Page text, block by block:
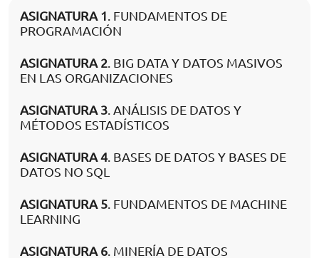
ASIGNATURA 1. FUNDAMENTOS DE
PROGRAMACIÓN
ASIGNATURA 2. BIG DATA Y DATOS MASIVOS
EN LAS ORGANIZACIONES
ASIGNATURA 3. ANÁLISIS DE DATOS Y
MÉTODOS ESTADÍSTICOS
ASIGNATURA 4. BASES DE DATOS Y BASES DE
DATOS NO SQL
ASIGNATURA 5. FUNDAMENTOS DE MACHINE
LEARNING
ASIGNATURA 6. MINERÍA DE DATOS